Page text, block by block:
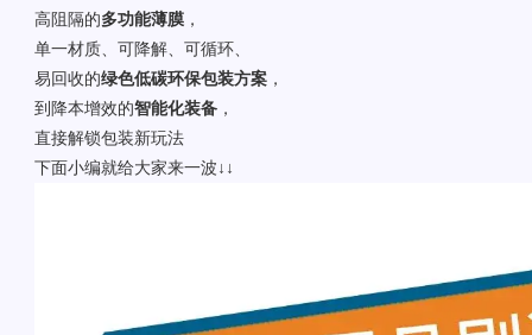
高阻隔的多功能薄膜，
单一材质、可降解、可循环、
易回收的绿色低碳环保包装方案，
到降本增效的智能化装备，
直接解锁包装新玩法
下面小编就给大家来一波↓↓